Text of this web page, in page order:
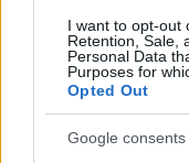
I want to opt-out
Retention, Sale,
Personal Data
Purposes for
Opted Out
Google consents
Fauci ora
di
L'ex virostar a
Usa ora rischia il